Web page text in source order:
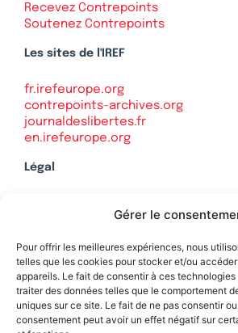
Gérer le
Pour offrir les meilleures expériences, nous
telles que les cookies pour stocker et/ou
appareils. Le fait de consentir à ces
traiter des données telles que le comportement
uniques sur ce site. Le fait de ne pas consentir
consentement peut avoir un effet négatif sur
Recevez Contrepoints
Soutenez Contrepoints
Les sites de l'IREF
fr.irefeurope.org
contrepoints-archives.org
journaldeslibertes.fr
en.irefeurope.org
Légal
Politique de confidentialité
Soutenez